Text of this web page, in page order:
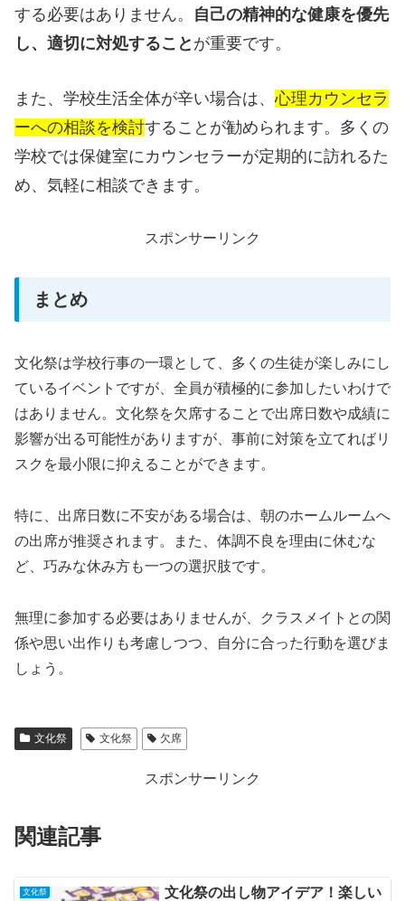
する必要はありません。 自己の精神的な健康を優先
し、適切に対処すること が重要です。
また、学校生活全体が辛い場合は、心理カウンセラ
ーへの相談を検討することが勧められます。多くの
学校では保健室にカウンセラーが定期的に訪れるた
め、気軽に相談できます。
スポンサーリンク
まとめ
文化祭は学校行事の一環として、多くの生徒が楽しみにし
ているイベントですが、全員が積極的に参加したいわけで
はありません。文化祭を欠席することで出席日数や成績に
影響が出る可能性がありますが、事前に対策を立てればリ
スクを最小限に抑えることができます。
特に、出席日数に不安がある場合は、朝のホームルームへ
の出席が推奨されます。また、体調不良を理由に休むな
ど、巧みな休み方も一つの選択肢です。
無理に参加する必要はありませんが、クラスメイトとの関
係や思い出作りも考慮しつつ、自分に合った行動を選びま
しょう。
文化祭 文化祭 欠席
スポンサーリンク
関連記事
文化祭
文化祭の出し物アイデア！楽しい